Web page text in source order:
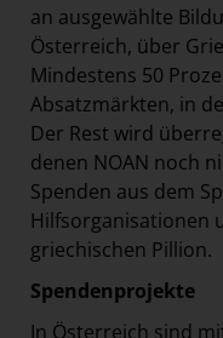
an ausgewählte
Österreich, über
Mindestens 50
Absatzmärkten, in
Der Rest wird
denen NOAN noch
Spenden aus dem
Hilfsorganisationen
griechischen Pillion.
Spendenprojekte
In Österreich sind